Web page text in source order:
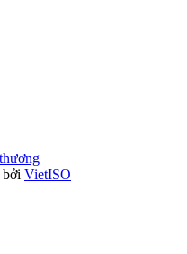
bởi VietISO